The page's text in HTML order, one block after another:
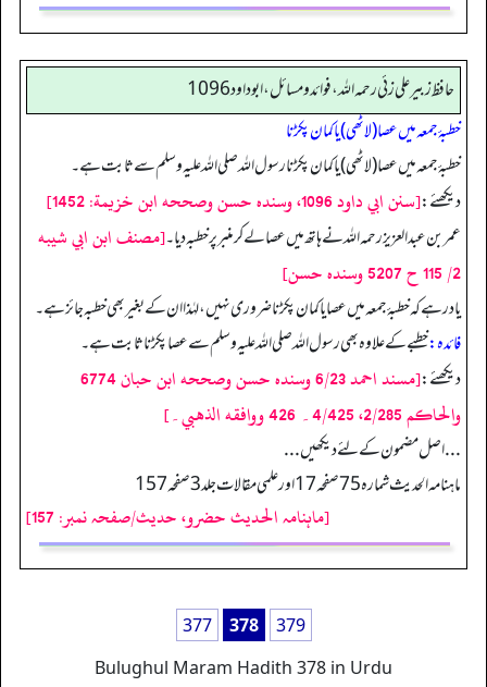
حافظ زبير على زئي رحمه الله، فوائد و مسائل، ابوداود 1096
خطبۂ جمعہ میں عصا (لاٹھی) یا کمان پکڑنا
خطبۂ جمعہ میں عصا (لاٹھی) یا کمان پکڑنا رسول اللہ صلی اللہ علیہ وسلم سے ثابت ہے۔
دیکھئے:[سنن ابي داود 1096، وسنده حسن وصححه ابن خزيمة: 1452]
عمر بن عبدالعزیز رحمہ اللہ نے ہاتھ میں عصا لے کر منبر پر خطبہ دیا۔[مصنف ابن ابي شيبه
2/ 115 ح 5207 وسنده حسن]
یاد رہے کہ خطبۂ جمعہ میں عصا یا کمان پکڑنا ضروری نہیں، لہٰذا ان کے بغیر بھی خطبہ جائز ہے۔
فائدہ:خطبے کے علاوہ بھی رسول اللہ صلی اللہ علیہ وسلم سے عصا پکڑنا ثابت ہے۔
دیکھئے:
[مسند احمد 6/23 وسنده حسن وصححه ابن حبان 6774
والحاكم 2/285، 4/425۔ 426 ووافقه الذهبي۔]
. . . اصل مضمون کے لئے دیکھیں . . .
ماہنامہ الحدیث شمارہ 75 صفحہ 17 اور علمی مقالات جلد 3 صفحہ 157
[ماہنامہ الحدیث حضرو، حدیث/صفحہ نمبر: 157]
377 378
379
Bulughul Maram Hadith 378 in Urdu